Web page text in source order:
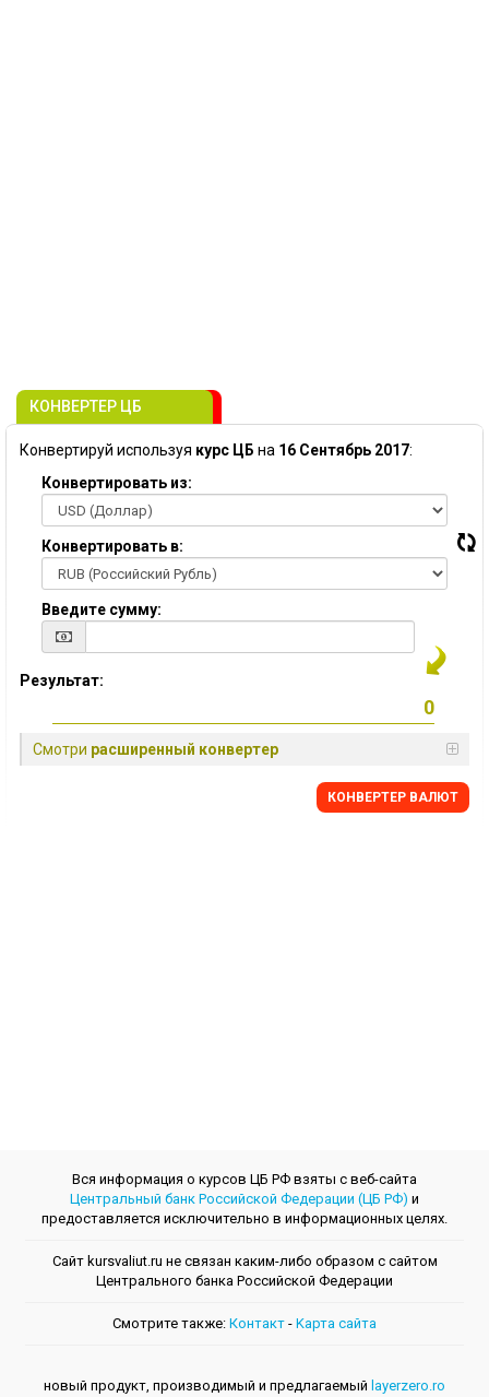
КОНВЕРТЕР ЦБ
Конвертируй используя курс ЦБ на 16 Сентябрь 2017:
Конвертировать из:
Конвертировать в:
Введите сумму:
Результат:
Смотри расширенный конвертер
КОНВЕРТЕР ВАЛЮТ
Вся информация о курсов ЦБ РФ взяты с веб-сайта
Центральный банк Российской Федерации (ЦБ РФ) и
предоставляется исключительно в информационных целях.
Сайт kursvaliut.ru не связан каким-либо образом с сайтом
Центрального банкa Российской Федерации
Смотрите также: Контакт - Kарта сайта
новый продукт, производимый и предлагаемый layerzero.ro